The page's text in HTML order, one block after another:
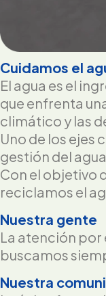
Cuidamos el
El agua es el
que enfrenta
climático y las
Uno de los ejes
gestión del
Con el objetivo
reciclamos el
Nuestra gente
La atención
buscamos
Nuestra